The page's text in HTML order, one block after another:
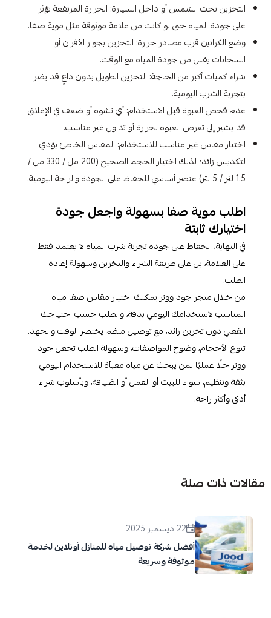
التخزين تحت الشمس أو داخل السيارة: الحرارة المرتفعة تؤثر
على جودة المياه حتى لو كانت من علامة موثوقة مثل موية صفا.
وضع الكراتين قرب مصادر حرارة: التخزين بجوار الأفران أو
السخانات يقلل من جودة المياه مع الوقت.
شراء كميات أكبر من الحاجة: التخزين الطويل بدون داعٍ قد يضر
بتجربة الشرب اليومية.
عدم فحص العبوة قبل الاستخدام: أي تشوه أو ضعف في الإغلاق
قد يشير إلى تعرض العبوة لحرارة أو تداول غير مناسب.
اختيار مقاس غير مناسب للاستخدام: المقاس الخاطئ يؤدي
لتكديس زائد؛ لذلك اختيار الحجم الصحيح (200 مل / 330 مل /
1.5 لتر / 5 لتر) عنصر أساسي للحفاظ على الجودة والراحة اليومية.
اطلب موية صفا بسهولة واجعل جودة
اختيارك ثابتة
في النهاية، الحفاظ على جودة تجربة شرب المياه لا يعتمد فقط
على العلامة، بل على طريقة الشراء والتخزين وسهولة إعادة
الطلب.
من خلال متجر جود ووتر يمكنك اختيار مقاس صفا مياه
المناسب لاستخدامك اليومي بدقة، والطلب حسب احتياجك
الفعلي دون تخزين زائد، مع توصيل منظم يختصر الوقت والجهد.
تنوع الأحجام، وضوح المواصفات، وسهولة الطلب تجعل جود
ووتر حلًا عمليًا لمن يبحث عن مياه معبأة للاستخدام اليومي
بثقة وتنظيم، سواء للبيت أو العمل أو الضيافة، وبأسلوب شراء
أذكى وأكثر راحة.
مقالات ذات صلة
22 ديسمبر 2025
أفضل شركة توصيل مياه للمنازل أونلاين لخدمة
موثوقة وسريعة